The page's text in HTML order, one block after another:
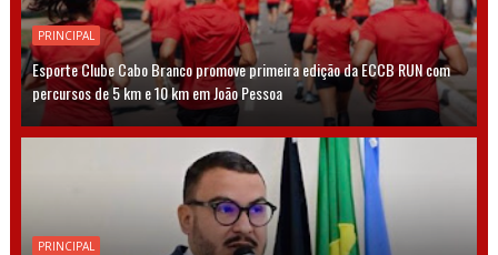
PRINCIPAL
Esporte Clube Cabo Branco promove primeira edição da ECCB RUN com
percursos de 5 km e 10 km em João Pessoa
PRINCIPAL